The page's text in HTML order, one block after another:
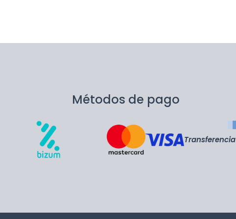
Métodos de pago
Transferencia